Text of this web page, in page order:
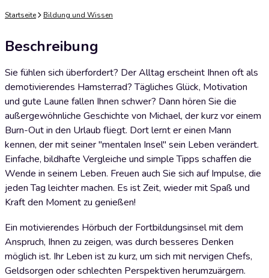
Startseite Bildung und Wissen
Beschreibung
Sie fühlen sich überfordert? Der Alltag erscheint Ihnen oft als
demotivierendes Hamsterrad? Tägliches Glück, Motivation
und gute Laune fallen Ihnen schwer? Dann hören Sie die
außergewöhnliche Geschichte von Michael, der kurz vor einem
Burn-Out in den Urlaub fliegt. Dort lernt er einen Mann
kennen, der mit seiner "mentalen Insel" sein Leben verändert.
Einfache, bildhafte Vergleiche und simple Tipps schaffen die
Wende in seinem Leben. Freuen auch Sie sich auf Impulse, die
jeden Tag leichter machen. Es ist Zeit, wieder mit Spaß und
Kraft den Moment zu genießen!
Ein motivierendes Hörbuch der Fortbildungsinsel mit dem
Anspruch, Ihnen zu zeigen, was durch besseres Denken
möglich ist. Ihr Leben ist zu kurz, um sich mit nervigen Chefs,
Geldsorgen oder schlechten Perspektiven herumzuärgern.